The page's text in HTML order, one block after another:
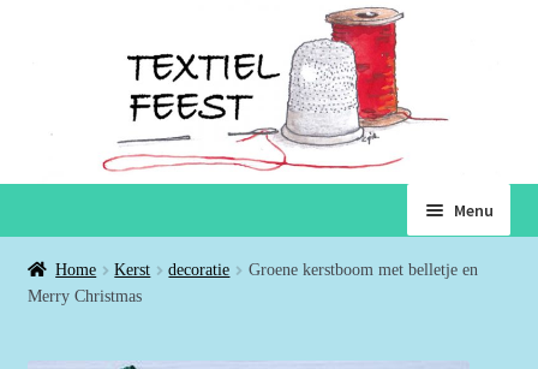
naar
navigatie
de
inhoud
Menu
HomeHome Kerst decoratie
Groene kerstboom met belletje en
Merry Christmas